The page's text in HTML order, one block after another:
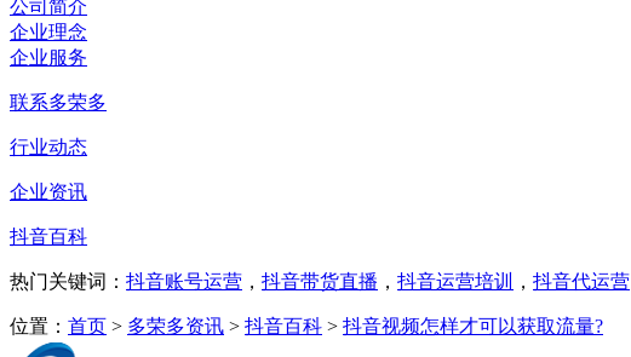
公司简介
企业理念
企业服务
联系多荣多
行业动态
企业资讯
抖音百科
热门关键词： 抖音账号运营 ， 抖音带货直播 ， 抖音运营培训 ， 抖音代运营
位置： 首页 > 多荣多资讯 > 抖音百科 > 抖音视频怎样才可以获取流量?